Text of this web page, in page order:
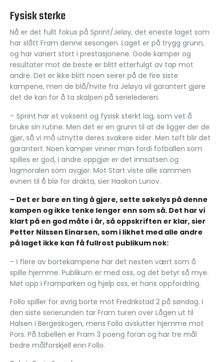
Fysisk sterke
Nå er det fullt fokus på Sprint/Jeløy, det eneste laget som
har slått Fram denne sesongen. Laget er på trygg grunn,
og har variert stort i prestasjonene. Gode kamper og
resultater mot de beste er blitt etterfulgt av tap mot
andre. Det er ikke blitt noen seirer på de fire siste
kampene, men de blå/hvite fra Jeløya vil garantert gjøre
det de kan for å ta skalpen på serielederen.
– Sprint har et voksent og fysisk sterkt lag, som vet å
bruke sin rutine. Men det er en grunn til at de ligger der de
gjør, så vi må utnytte deres svakere sider. Men tøft blir det
garantert. Noen kamper vinner man fordi fotballen som
spilles er god, i andre oppgjør er det innsatsen og
lagmoralen som avgjør. Mot Start viste alle sammen
evnen til å blø for drakta, sier Haakon Lunov.
– Det er bare en ting å gjøre, sette søkelys på denne
kampen og ikke tenke lenger enn som så. Det har vi
klart på en god måte i år, så oppskriften er klar, sier
Petter Nilssen Einarsen, som i likhet med alle andre
på laget ikke kan få fullrost publikum nok:
– I flere av bortekampene har det nesten vært som å
spille hjemme. Publikum er med oss, og det betyr så mye.
Møt opp i Framparken og hjelp oss, er hans oppfordring.
Follo spiller for øvrig borte mot Fredrikstad 2 på søndag. I
den siste serierunden tar Fram turen over Lågen ut til
Halsen i Bergeskogen, mens Follo avslutter hjemme mot
Pors. På tabellen er Fram 3 poeng foran og har tre mål
bedre målforskjell enn Follo.